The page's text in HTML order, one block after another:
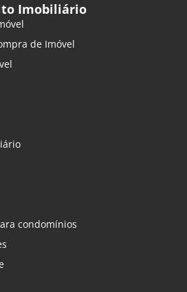
Imobiliário
de Imóvel
condomínios